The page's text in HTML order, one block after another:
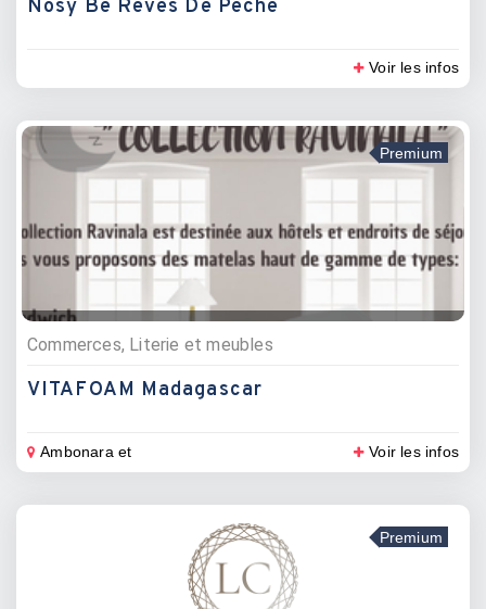
Nosy Be Rêves De Pêche
Voir les infos
Premium
Commerces, Literie et meubles
VITAFOAM Madagascar
Ambonara et Voir les infos
Premium